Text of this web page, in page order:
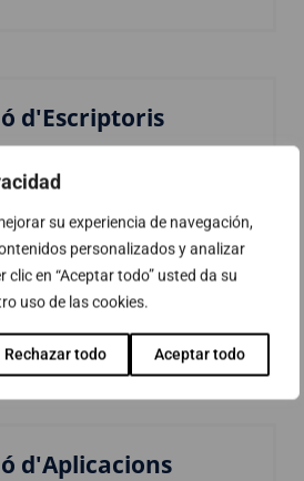
su experiencia de navegación,
personalizados y analizar
en “Aceptar todo” usted da su
uso de las cookies.
Rechazar todo Aceptar todo
d'Escriptoris
gestionat:
d'Aplicacions